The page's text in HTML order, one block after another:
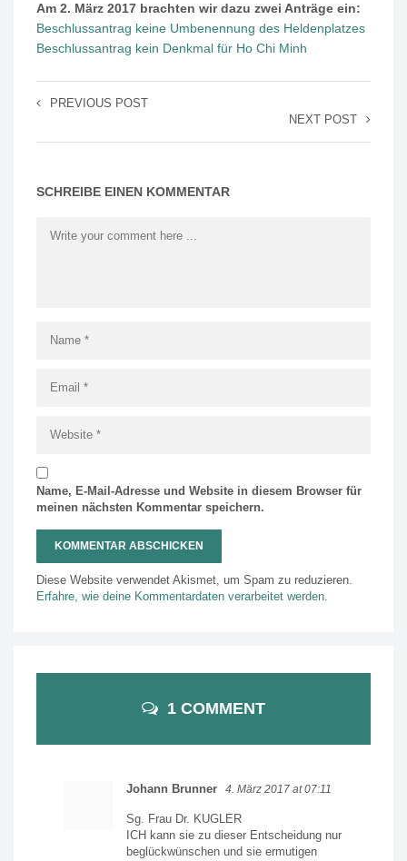
Am 2. März 2017 brachten wir dazu zwei Anträge ein:
Beschlussantrag keine Umbenennung des Heldenplatzes
Beschlussantrag kein Denkmal für Ho Chi Minh
PREVIOUS POST
NEXT POST
SCHREIBE EINEN KOMMENTAR
Name, E-Mail-Adresse und Website in diesem Browser für
meinen nächsten Kommentar speichern.
Diese Website verwendet Akismet, um Spam zu reduzieren.
Erfahre, wie deine Kommentardaten verarbeitet werden.
1 COMMENT
Johann Brunner 4. März 2017 at 07:11
Sg. Frau Dr. KUGLER
ICH kann sie zu dieser Entscheidung nur
beglückwünschen und sie ermutigen